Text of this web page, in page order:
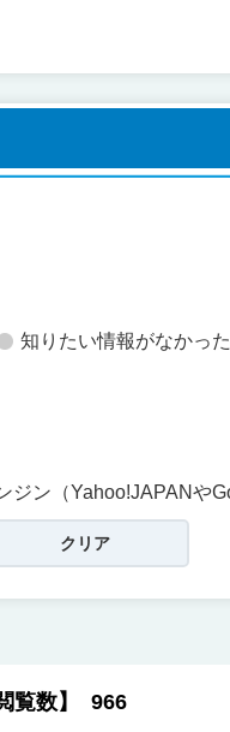
知りたい情報がなかった
ジン（Yahoo!JAPANや
覧数】 966